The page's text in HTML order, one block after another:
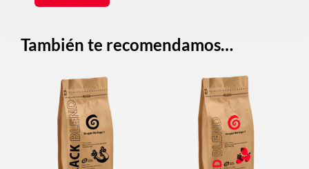
También te recomendamos…